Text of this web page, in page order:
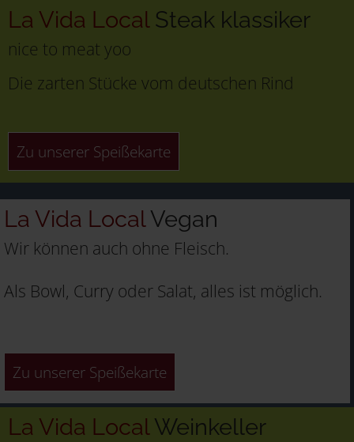
La Vida Local Steak klassiker
nice to meat yoo
Die zarten Stücke vom deutschen Rind
Zu unserer Speißekarte
La Vida LocalVegan
Wir können auch ohne Fleisch.
Als Bowl, Curry oder Salat, alles ist möglich.
Zu unserer Speißekarte
La Vida LocalWeinkeller